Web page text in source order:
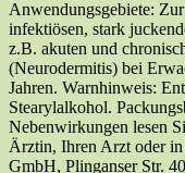
Anwendungsgebiete:
infektiösen, stark
z.B. akuten und
(Neurodermitis) bei
Jahren. Warnhinweis:
Stearylalkohol.
Nebenwirkungen lesen
Ärztin, Ihren Arzt oder
GmbH, Plinganser Str.